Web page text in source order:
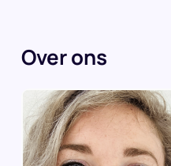
Over ons